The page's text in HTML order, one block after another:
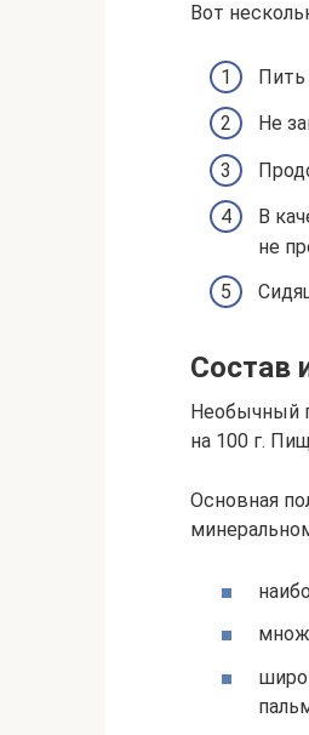
Вот
Не
В
не
Состав
Необычный
на 100 г.
Основная